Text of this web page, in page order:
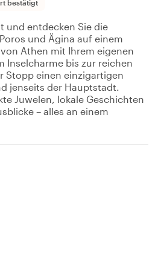
bestätigt
und entdecken Sie die
und Ägina auf einem
Athen mit Ihrem eigenen
Inselcharme bis zur reichen
Stopp einen einzigartigen
jenseits der Hauptstadt.
Juwelen, lokale Geschichten
– alles an einem